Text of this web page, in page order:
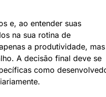
e, ao entender suas
na sua rotina de
a produtividade, mas
A decisão final deve se
como